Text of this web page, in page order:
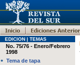
EDICION | TEMAS
No. 75/76 - Enero/Febrero
1998
• Tema de tapa